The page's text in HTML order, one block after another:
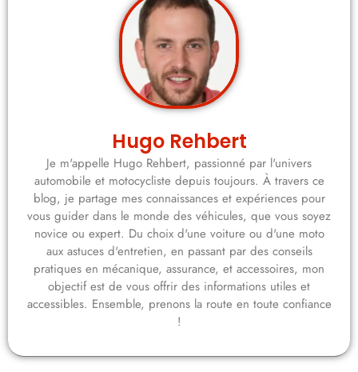
Hugo Rehbert
Je m'appelle Hugo Rehbert, passionné par l'univers
automobile et motocycliste depuis toujours. À travers ce
blog, je partage mes connaissances et expériences pour
vous guider dans le monde des véhicules, que vous soyez
novice ou expert. Du choix d'une voiture ou d'une moto
aux astuces d'entretien, en passant par des conseils
pratiques en mécanique, assurance, et accessoires, mon
objectif est de vous offrir des informations utiles et
accessibles. Ensemble, prenons la route en toute confiance
!